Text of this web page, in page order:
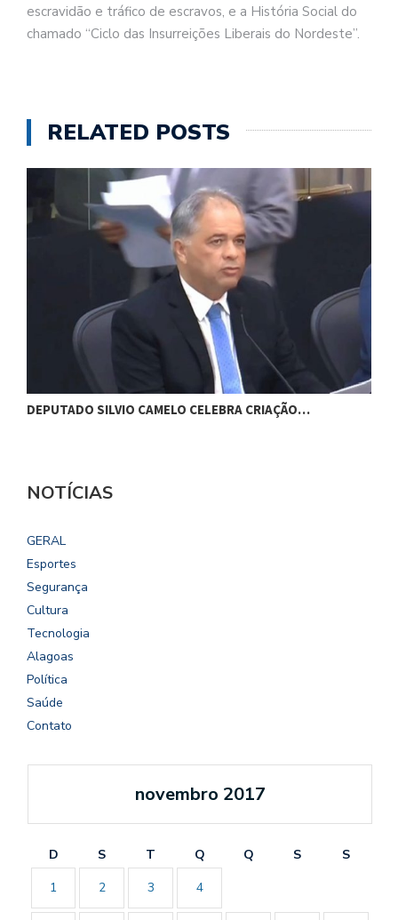
escravidão e tráfico de escravos, e a História Social do
chamado “Ciclo das Insurreições Liberais do Nordeste”.
RELATED POSTS
DEPUTADO SILVIO CAMELO CELEBRA CRIAÇÃO…
NOTÍCIAS
GERAL
Esportes
Segurança
Cultura
Tecnologia
Alagoas
Política
Saúde
Contato
novembro 2017
D S T Q Q S
S
1
2 3 4